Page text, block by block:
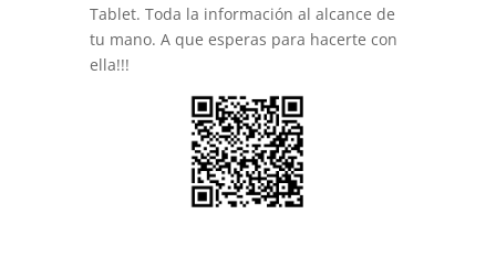
Tablet. Toda la información al alcance de
tu mano. A que esperas para hacerte con
ella!!!